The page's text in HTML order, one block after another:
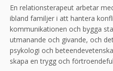
En relationsterapeut arbetar
ibland familjer i att hantera
kommunikationen och bygga
utmanande och givande, och
psykologi och
skapa en trygg och